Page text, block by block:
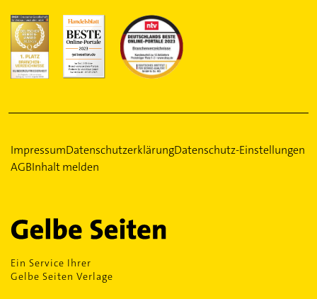
ImpressumDatenschutzerklärungDatenschutz-Einstellungen
AGBInhalt melden
Ein Service Ihrer
Gelbe Seiten Verlage